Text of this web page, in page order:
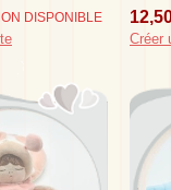
DISPONIBLE
Créer